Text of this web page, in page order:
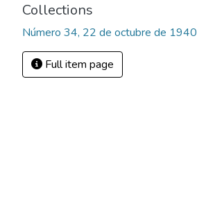
Collections
Número 34, 22 de octubre de 1940
Full item page